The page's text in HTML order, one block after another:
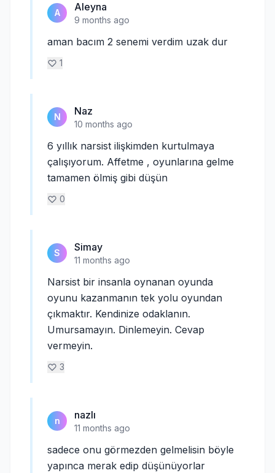
A Aleyna
9 months ago
aman bacım 2 senemi verdim uzak dur
1
N Naz
10 months ago
6 yıllık narsist ilişkimden kurtulmaya
çalışıyorum. Affetme , oyunlarına gelme
tamamen ölmiş gibi düşün
0
S Simay
11 months ago
Narsist bir insanla oynanan oyunda
oyunu kazanmanın tek yolu oyundan
çıkmaktır. Kendinize odaklanın.
Umursamayın. Dinlemeyin. Cevap
vermeyin.
3
n nazlı
11 months ago
sadece onu görmezden gelmelisin böyle
yapınca merak edip düşünüyorlar